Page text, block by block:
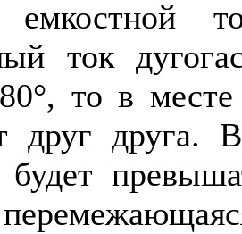
ток
то в
друг друга.